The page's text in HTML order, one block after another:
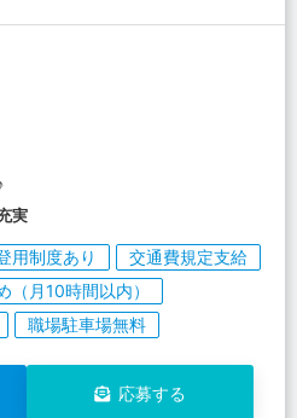
実
用制度あり
交通費規定支給
（月10時間以内）
職場駐車場無料
応募する